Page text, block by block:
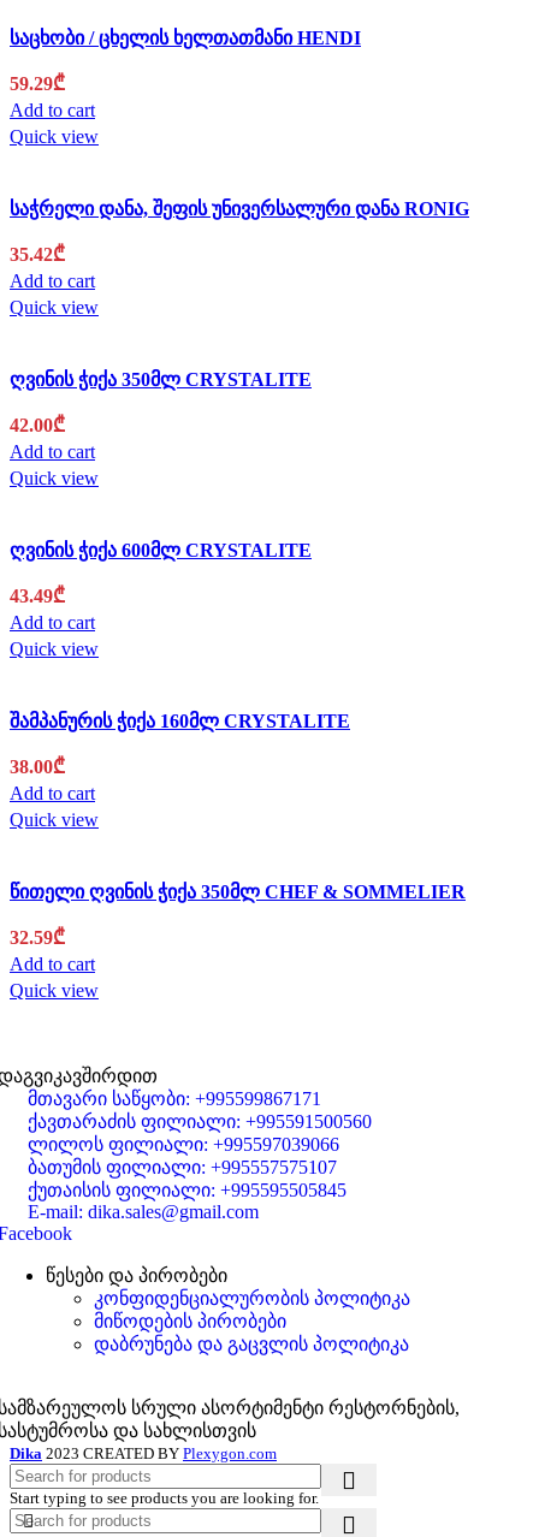
საცხობი / ცხელის ხელთათმანი HENDI
59.29₾
Add to cart
Quick view
საჭრელი დანა, შეფის უნივერსალური დანა RONIG
35.42₾
Add to cart
Quick view
ღვინის ჭიქა 350მლ CRYSTALITE
42.00₾
Add to cart
Quick view
ღვინის ჭიქა 600მლ CRYSTALITE
43.49₾
Add to cart
Quick view
შამპანურის ჭიქა 160მლ CRYSTALITE
38.00₾
Add to cart
Quick view
წითელი ღვინის ჭიქა 350მლ CHEF & SOMMELIER
32.59₾
Add to cart
Quick view
მთავარი საწყობი: +995599867171
ქავთარაძის ფილიალი: +995591500560
ლილოს ფილიალი: +995597039066
ბათუმის ფილიალი: +995557575107
ქუთაისის ფილიალი: +995595505845
E-mail: dika.sales@gmail.com
წესები და პირობები
კონფიდენციალურობის პოლიტიკა
მიწოდების პირობები
დაბრუნება და გაცვლის პოლიტიკა
სრული ასორტიმენტი რესტორნების,
და სახლისთვის
Dika 2023 CREATED BY Plexygon.com
Start typing to see products you are looking for.